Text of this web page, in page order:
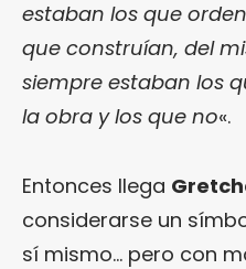
estaban los que
que construían, del
siempre estaban los
la obra y los que no«.
Entonces llega
considerarse un
sí mismo… pero con